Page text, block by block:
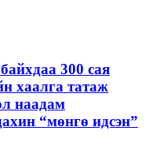
300 сая
хаалга татаж
наадам
“мөнгө идсэн”